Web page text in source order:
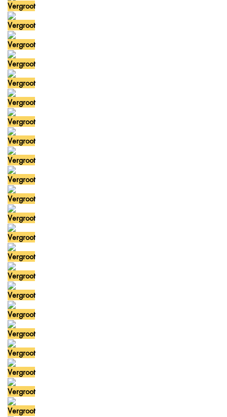
Vergroot
Vergroot
Vergroot
Vergroot
Vergroot
Vergroot
Vergroot
Vergroot
Vergroot
Vergroot
Vergroot
Vergroot
Vergroot
Vergroot
Vergroot
Vergroot
Vergroot
Vergroot
Vergroot
Vergroot
Vergroot
Vergroot